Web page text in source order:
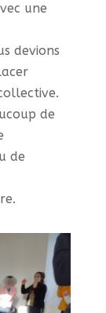
une
devions
de
de